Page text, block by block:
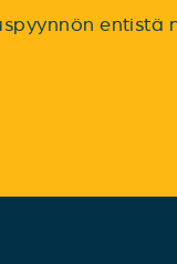
entistä